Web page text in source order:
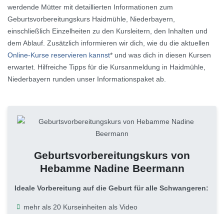
werdende Mütter mit detaillierten Informationen zum
Geburtsvorbereitungskurs Haidmühle, Niederbayern,
einschließlich Einzelheiten zu den Kursleitern, den Inhalten und
dem Ablauf. Zusätzlich informieren wir dich, wie du die aktuellen
Online-Kurse reservieren kannst* und was dich in diesen Kursen
erwartet. Hilfreiche Tipps für die Kursanmeldung in Haidmühle,
Niederbayern runden unser Informationspaket ab.
Geburtsvorbereitungskurs von
Hebamme Nadine Beermann
Ideale Vorbereitung auf die Geburt für alle Schwangeren:
mehr als 20 Kurseinheiten als Video